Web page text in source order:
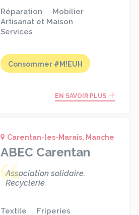
Réparation
Mobilier
Artisanat et Maison
Services
Consommer #M!EUH
EN SAVOIR PLUS
Carentan-les-Marais, Manche
ABEC Carentan
Association solidaire.
Recyclerie
Textile
Friperies